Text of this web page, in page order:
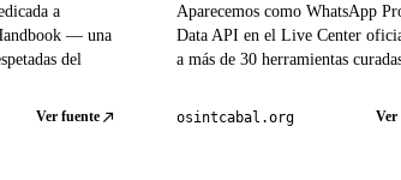
a
— una
del
Ver fuente
Aparecemos como WhatsApp
Data API en el Live Center
a más de 30 herramientas
osintcabal.org Ver